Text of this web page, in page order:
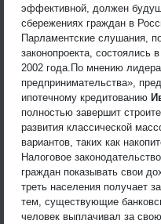
эффективной, должен
сбережениях граждан в
Парламентские слушания,
законопроекта, состоялись
2002 года. По мнению
предпринимательства»,
ипотечному кредитованию
полностью завершит
развития классической
вариантов, таких как
Налоговое
граждан показывать свои
треть населения получает
тем, существующие
человек выплачивал за